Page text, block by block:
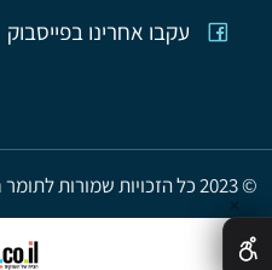
עקבו אחרינו בפייסבוק
© 2023 כל הזכויות שמורות לתומר חברה ביטחונית ממשלתית | נגישות
✕